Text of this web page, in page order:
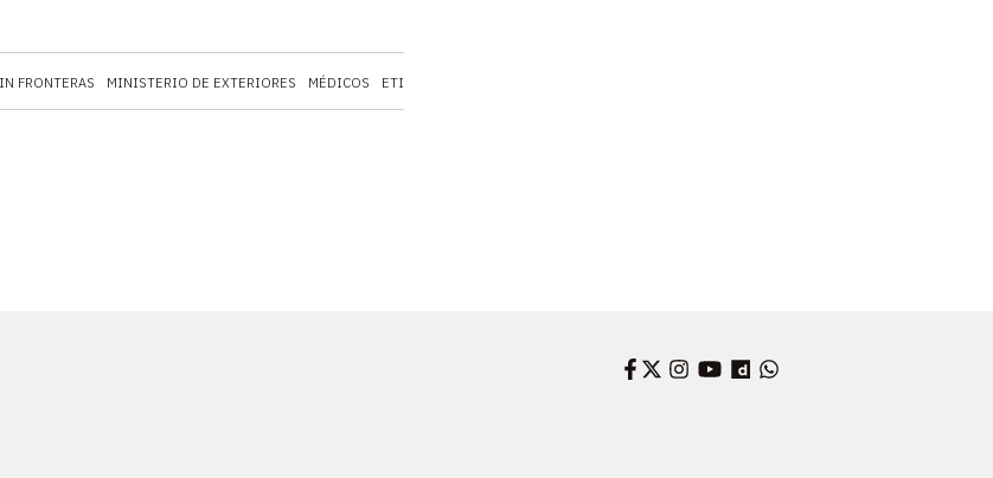
FRONTERAS MINISTERIO DE EXTERIORES MÉDICOS ETIOPÍA
Facebook
Twitter
Instagram
YouTube
Dailymotion